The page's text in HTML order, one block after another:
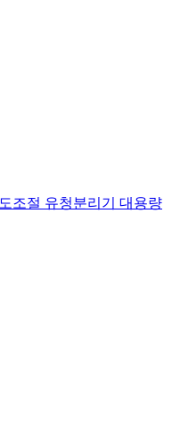
조절 유청분리기 대용량